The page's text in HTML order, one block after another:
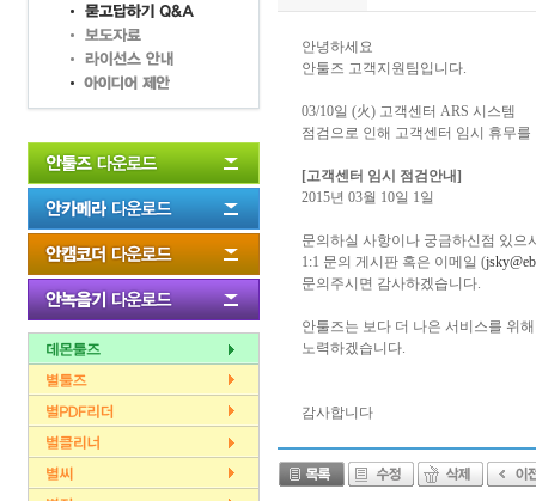
안녕하세요
안툴즈 고객지원팀입니다.
03/10일 (火) 고객센터 ARS 시스템
점검으로 인해 고객센터 임시 휴무를
[고객센터 임시 점검안내]
2015년 03월 10일 1일
문의하실 사항이나 궁금하신점 있으
1:1 문의 게시판 혹은 이메일 (
문의주시면 감사하겠습니다.
안툴즈는 보다 더 나은 서비스를 위해
노력하겠습니다.
감사합니다